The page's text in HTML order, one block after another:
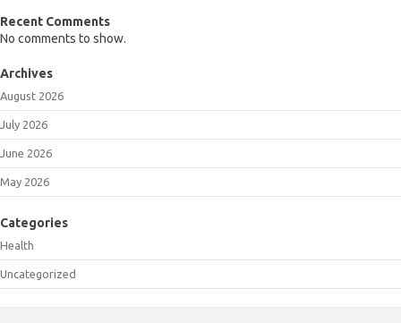
Recent Comments
No comments to show.
Archives
August 2026
July 2026
June 2026
May 2026
Categories
Health
Uncategorized